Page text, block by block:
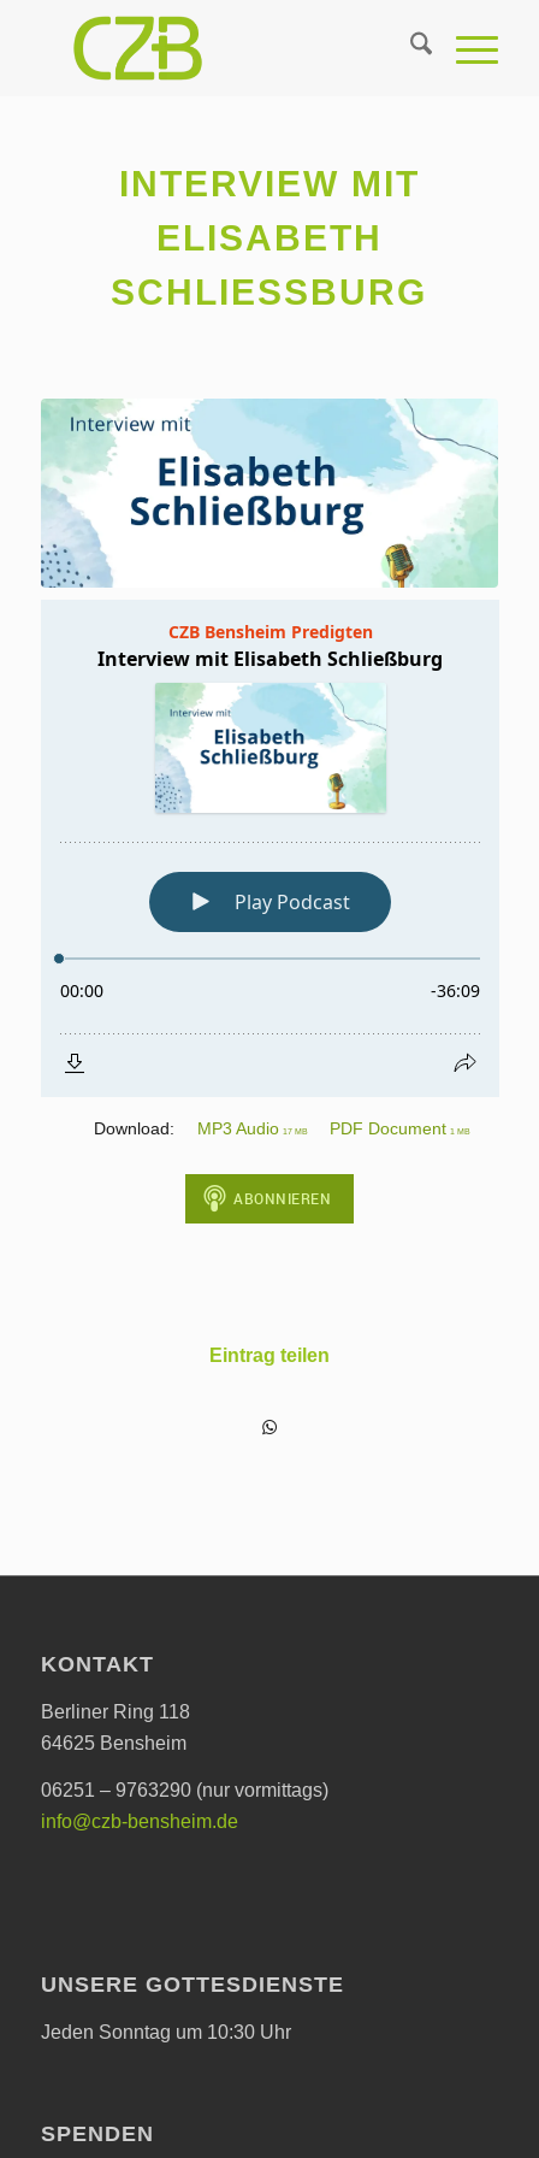
INTERVIEW MIT
ELISABETH
SCHLIESSBURG
Download: MP3 Audio 17 MB PDF Document 1 MB
Eintrag teilen
KONTAKT
Berliner Ring 118
64625 Bensheim
06251 – 9763290 (nur vormittags)
info@czb-bensheim.de
UNSERE GOTTESDIENSTE
Jeden Sonntag um 10:30 Uhr
SPENDEN